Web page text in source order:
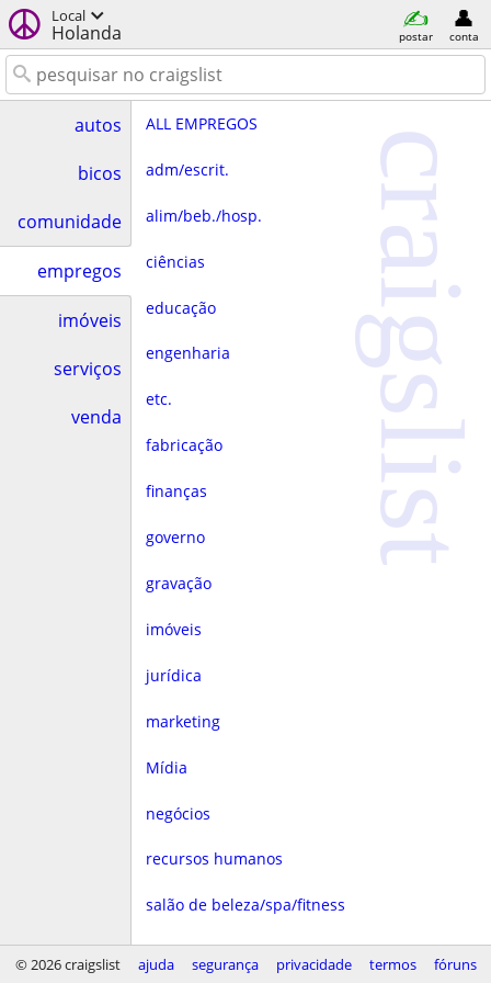
Local
Holanda postar conta
autos
bicos
comunidade
empregos
imóveis
serviços
venda
ALL EMPREGOS
adm/escrit.
alim/beb./hosp.
ciências
educação
engenharia
etc.
fabricação
finanças
governo
gravação
imóveis
jurídica
marketing
Mídia
negócios
recursos humanos
salão de beleza/spa/fitness
saúde
craigslist
© 2026 craigslist ajuda segurança privacidade termos fóruns